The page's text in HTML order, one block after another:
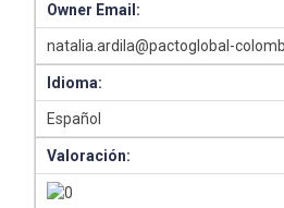
Owner Email:
natalia.ardila@pactoglobal-
Idioma:
Español
Valoración: